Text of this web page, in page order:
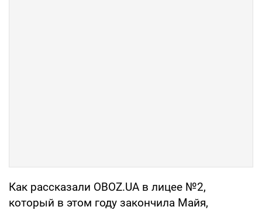
Как рассказали OBOZ.UA в лицее №2,
который в этом году закончила Майя,